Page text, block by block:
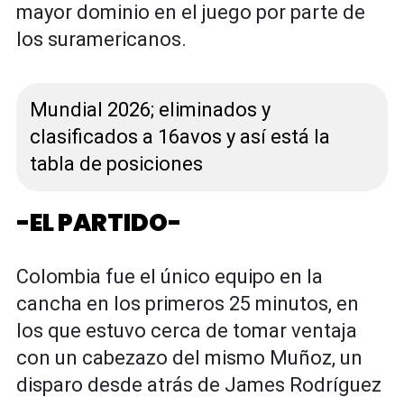
mayor dominio en el juego por parte de
los suramericanos.
Mundial 2026; eliminados y
clasificados a 16avos y así está la
tabla de posiciones
-EL PARTIDO-
Colombia fue el único equipo en la
cancha en los primeros 25 minutos, en
los que estuvo cerca de tomar ventaja
con un cabezazo del mismo Muñoz, un
disparo desde atrás de James Rodríguez